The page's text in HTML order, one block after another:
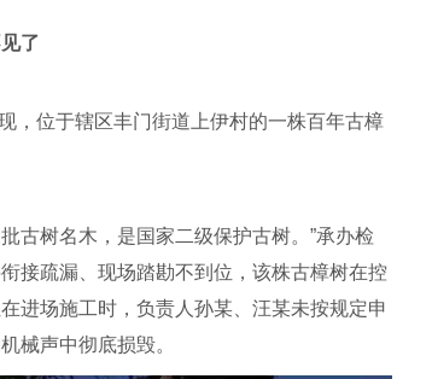
了
，位于辖区丰门街道上伊村的一株百年古樟
古树名木，是国家二级保护古树。”承办检
接疏漏、现场踏勘不到位，该株古樟树在控
进场施工时，负责人孙某、汪某未按规定申
械声中彻底损毁。